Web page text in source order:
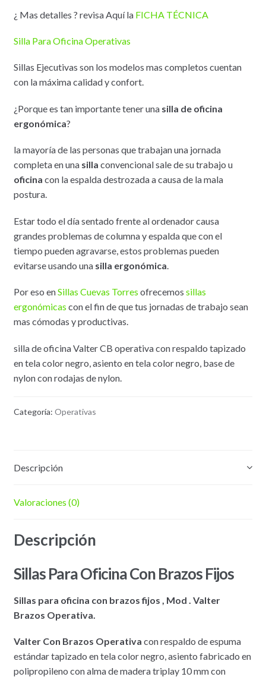
¿ Mas detalles ? revisa Aquí la FICHA TÉCNICA
Silla Para Oficina Operativas
Sillas Ejecutivas son los modelos mas completos cuentan
con la máxima calidad y confort.
¿Porque es tan importante tener una silla de oficina
ergonómica?
la mayoría de las personas que trabajan una jornada
completa en una silla convencional sale de su trabajo u
oficina con la espalda destrozada a causa de la mala
postura.
Estar todo el día sentado frente al ordenador causa
grandes problemas de columna y espalda que con el
tiempo pueden agravarse, estos problemas pueden
evitarse usando una silla ergonómica
Por eso enSillas Cuevas Torres ofrecemos sillas
ergonómicas con el fin de que tus jornadas de trabajo sean
mas cómodas y productivas.
silla de oficina Valter CB operativa con respaldo tapizado
en tela color negro, asiento en tela color negro, base de
nylon con rodajas de nylon.
Categoría: Operativas
Descripción
Valoraciones (0)
Descripción
Sillas Para Oficina Con Brazos Fijos
Sillas para oficina con brazos fijos , Mod . Valter
Brazos Operativa.
Valter Con Brazos Operativa con respaldo de espuma
estándar tapizado en tela color negro, asiento fabricado en
polipropileno con alma de madera triplay 10 mm con